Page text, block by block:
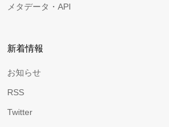
メタデータ・API
新着情報
お知らせ
RSS
Twitter